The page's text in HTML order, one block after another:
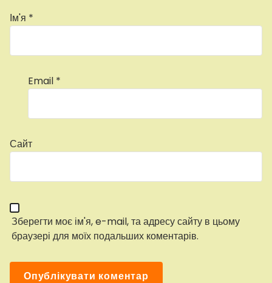
Ім'я *
Email *
Сайт
Зберегти моє ім'я, e-mail, та адресу сайту в цьому
браузері для моїх подальших коментарів.